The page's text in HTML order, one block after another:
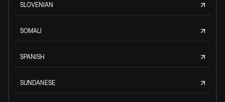
SLOVENIAN
SOMALI
SPANISH
SUNDANESE